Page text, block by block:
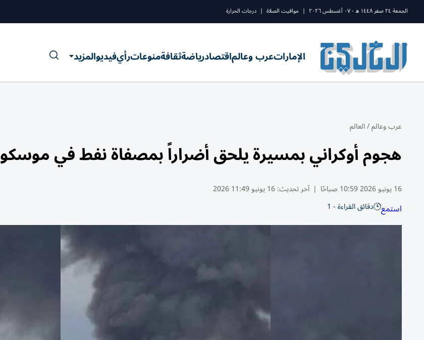
الجمعة ٢٤ صفر ١٤٤٨ ه - ٠٧ أغسطس ٢٠٢٦ | مواقيت الصلاة | درجات الحرارة
الإماراتعرب وعالماقتصادرياضةثقافةمنوعاترأيفيديوالمزيد
عرب وعالم/العالم
هجوم أوكراني بمسيرة يلحق أضراراً بمصفاة نفط في موسكو
16 يونيو 2026 10:59 صباحًا | آخر تحديث:16 يونيو 11:49 2026
استمع دقائق القراءة - 1